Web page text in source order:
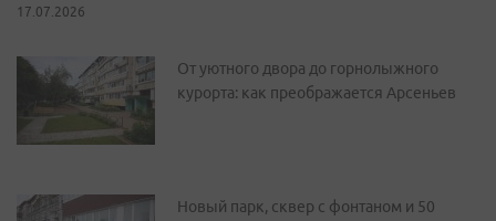
17.07.2026
От уютного двора до горнолыжного
курорта: как преображается Арсеньев
Новый парк, сквер с фонтаном и 50